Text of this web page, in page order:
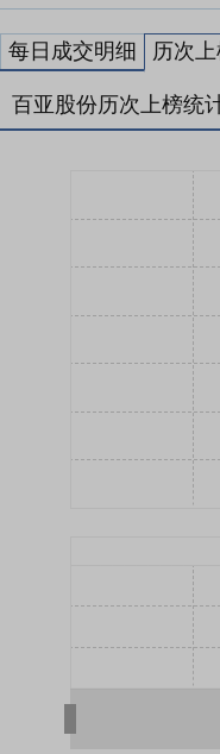
每日成交明细 历次
百亚股份历次上榜统